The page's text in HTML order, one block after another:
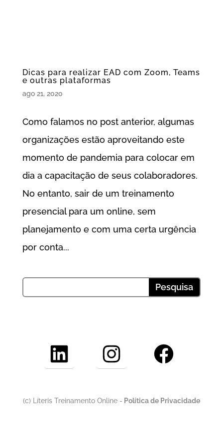
Dicas para realizar EAD com Zoom, Teams
e outras plataformas
ago 21, 2020
Como falamos no post anterior, algumas
organizações estão aproveitando este
momento de pandemia para colocar em
dia a capacitação de seus colaboradores.
No entanto, sair de um treinamento
presencial para um online, sem
planejamento e com uma certa urgência
por conta...
LinkedIn InstagramFacebook
(c) Líteris Treinamento Online - Política de Privacidade